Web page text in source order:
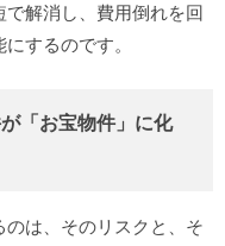
解消し、費用倒れを回
するのです。
「お宝物件」に化
は、そのリスクと、そ